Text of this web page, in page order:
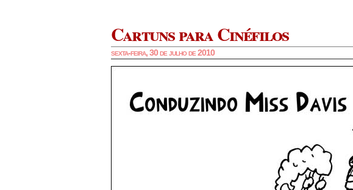
Cartuns para Cinéfilos
sexta-feira, 30 de julho de 2010